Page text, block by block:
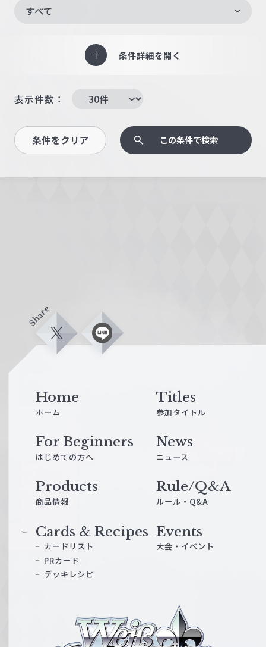
すべて
条件詳細を開く
表示件数：
条件をクリア この条件で検索
Share
X L
i
Home
ホーム
Titles
参加タイトル
For Beginners
はじめての方へ
News
ニュース
Products
商品情報
Cards & Recipes
カードリスト
PRカード
デッキレシピ
Events
大会・イベント
Rule/Q&A
ルール・Q&A